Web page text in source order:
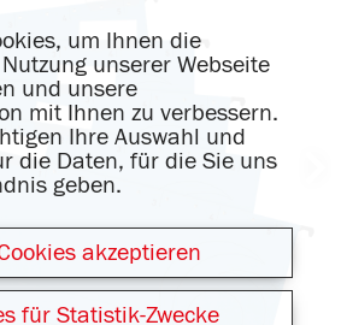
um Ihnen die
unserer Webseite
und unsere
mit Ihnen zu verbessern.
Ihre Auswahl und
die Daten, für die Sie uns
geben.
akzeptieren
für Statistik-Zwecke